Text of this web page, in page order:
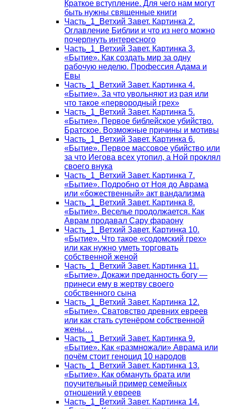
Краткое вступление. Для чего нам могут
быть нужны священные книги
Часть_1_Ветхий Завет. Картинка 2.
Оглавление Библии и что из него можно
почерпнуть интересного
Часть_1_Ветхий Завет. Картинка 3.
«Бытие». Как создать мир за одну
рабочую неделю. Профессия Адама и
Евы
Часть_1_Ветхий Завет. Картинка 4.
«Бытие». За что увольняют из рая или
что такое «первородный грех»
Часть_1_Ветхий Завет. Картинка 5.
«Бытие». Первое библейское убийство.
Братское. Возможные причины и мотивы
Часть_1_Ветхий Завет. Картинка 6.
«Бытие». Первое массовое убийство или
за что Иегова всех утопил, а Ной проклял
своего внука
Часть_1_Ветхий Завет. Картинка 7.
«Бытие». Подробно от Ноя до Аврама
или «божественный» акт вандализма
Часть_1_Ветхий Завет. Картинка 8.
«Бытие». Веселье продолжается. Как
Аврам продавал Сару фараону
Часть_1_Ветхий Завет. Картинка 10.
«Бытие». Что такое «содомский грех»
или как нужно уметь торговать
собственной женой
Часть_1_Ветхий Завет. Картинка 11.
«Бытие». Докажи преданность богу —
принеси ему в жертву своего
собственного сына
Часть_1_Ветхий Завет. Картинка 12.
«Бытие». Сватовство древних евреев
или как стать сутенёром собственной
жены…
Часть_1_Ветхий Завет. Картинка 9.
«Бытие». Как «размножали» Аврама или
почём стоит геноцид 10 народов
Часть_1_Ветхий Завет. Картинка 13.
«Бытие». Как обмануть брата или
поучительный пример семейных
отношений у евреев
Часть_1_Ветхий Завет. Картинка 14.